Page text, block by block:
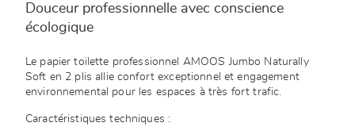
Douceur professionnelle avec conscience
écologique
Le papier toilette professionnel AMOOS Jumbo Naturally
Soft en 2 plis allie confort exceptionnel et engagement
environnemental pour les espaces à très fort trafic.
Caractéristiques techniques :